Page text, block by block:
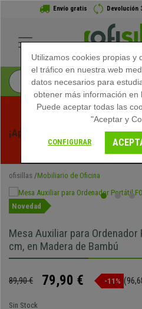
Envío gratis Devolución
¡Aprovecha las Rebajas de
Exclusivos por Tiempo
ofisillas Mobiliario de Oficina
Novedad
Mesa Auxiliar para Ordenador
cm, en Madera de Bambú
89,90 € 79,90 € -11%
Sin Stock
Utilizamos cookies propias y
el tráfico en nuestra web
datos necesarios para
obtener más información en
Puede aceptar todas las
"Aceptar y
CONFIGURAR